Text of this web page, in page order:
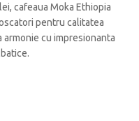
cafeaua Moka Ethiopia
pentru calitatea
cu impresionanta